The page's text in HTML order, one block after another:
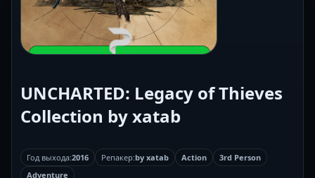
UNCHARTED: Legacy of Thieves
Collection by xatab
Год выхода:2016 Репакер:by xatab Action
3rd Person
Adventure